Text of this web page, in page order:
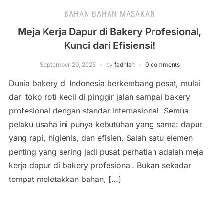
BAHAN BAHAN MASAKAN
Meja Kerja Dapur di Bakery Profesional,
Kunci dari Efisiensi!
September 29, 2025 by fadhlan 0 comments
Dunia bakery di Indonesia berkembang pesat, mulai
dari toko roti kecil di pinggir jalan sampai bakery
profesional dengan standar internasional. Semua
pelaku usaha ini punya kebutuhan yang sama: dapur
yang rapi, higienis, dan efisien. Salah satu elemen
penting yang sering jadi pusat perhatian adalah meja
kerja dapur di bakery profesional. Bukan sekadar
tempat meletakkan bahan, […]